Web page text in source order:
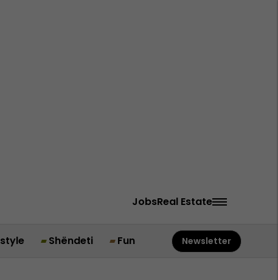
JobsReal Estate
Shëndeti Fun Newsletter